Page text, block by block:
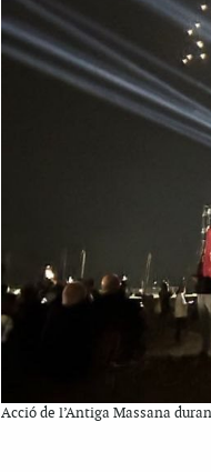
Acció de l’Antiga Massana